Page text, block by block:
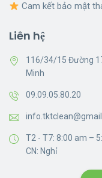
Cam kết bảo mật
Liên hệ
116/34/15 Đường
Minh
09.09.05.80.20
T2 - T7: 8:00 am –
CN: Nghỉ